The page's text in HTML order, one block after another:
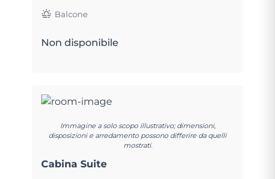
Balcone
Non disponibile
Immagine a solo scopo illustrativo; dimensioni,
disposizioni e arredamento possono differire da quelli
mostrati.
Cabina Suite